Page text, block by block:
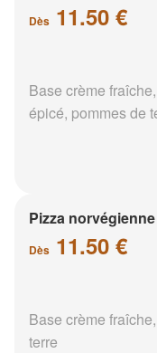
Dès 11.50 €
Base crème
épicé, pommes de
Pizza
Dès 11.50 €
Base crème
terre